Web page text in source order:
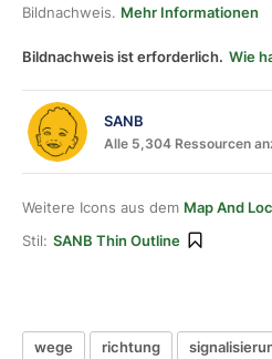
Bildnachweis. Mehr Informationen
Bildnachweis ist erforderlich. Wie
SANB
Alle 5,304 Ressourcen
Weitere Icons aus dem Map And
Stil: SANB Thin Outline
wege richtung